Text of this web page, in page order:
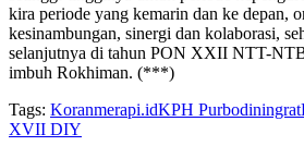
kira periode yang kemarin dan ke depan,
kesinambungan, sinergi dan kolaborasi,
selanjutnya di tahun PON XXII NTT-
imbuh Rokhiman. (***)
Tags: Koranmerapi.idKPH Purbodiningrat
XVII DIY